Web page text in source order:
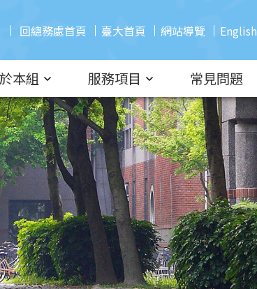
回總務處首頁
臺大首頁 網站導覽 English
本組 服務項目 常見問題